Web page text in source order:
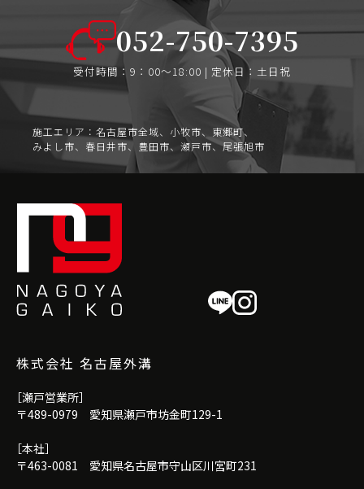
052-750-7395
受付時間：9：00〜18:00 | 定休日：土日祝
施工エリア：名古屋市全域、小牧市、東郷町、
みよし市、春日井市、豊田市、瀬戸市、尾張旭市
株式会社 名古屋外溝
［瀬戸営業所］
〒489-0979 愛知県瀬戸市坊金町129-1
［本社］
〒463-0081 愛知県名古屋市守山区川宮町231